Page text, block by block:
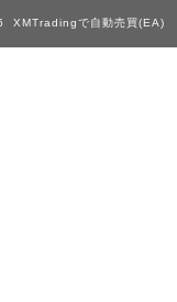
XMTradingで自動売買(EA)